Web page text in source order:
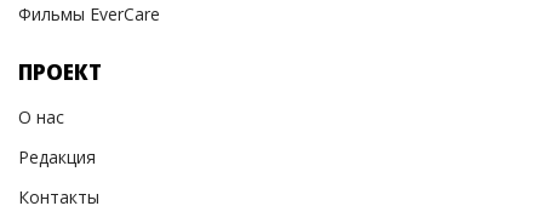
Фильмы EverCare
ПРОЕКТ
О нас
Редакция
Контакты